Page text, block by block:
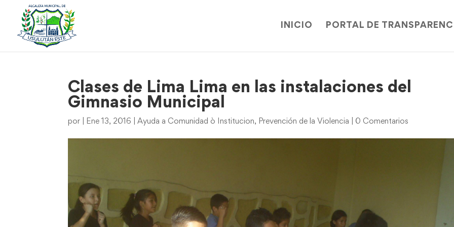
INICIO PORTAL DE
Clases de Lima Lima en las instalaciones del
Gimnasio Municipal
por Ene 13, 2016 |Ayuda a Comunidad ò Institucion, Prevención de la Violencia 0 Comentarios